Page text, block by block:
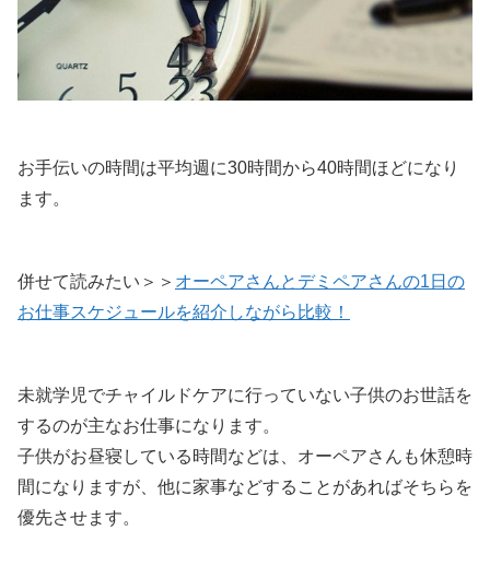
お手伝いの時間は平均週に30時間から40時間ほどになり
ます。
併せて読みたい＞＞ オーペアさんとデミペアさんの1日の
お仕事スケジュールを紹介しながら比較！
未就学児でチャイルドケアに行っていない子供のお世話を
するのが主なお仕事になります。
子供がお昼寝している時間などは、オーペアさんも休憩時
間になりますが、他に家事などすることがあればそちらを
優先させます。